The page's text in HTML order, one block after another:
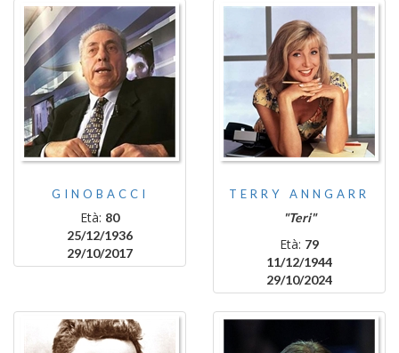
GINOBACCI
Età: 80
25/12/1936
29/10/2017
TERRY ANNGARR
"Teri"
Età: 79
11/12/1944
29/10/2024